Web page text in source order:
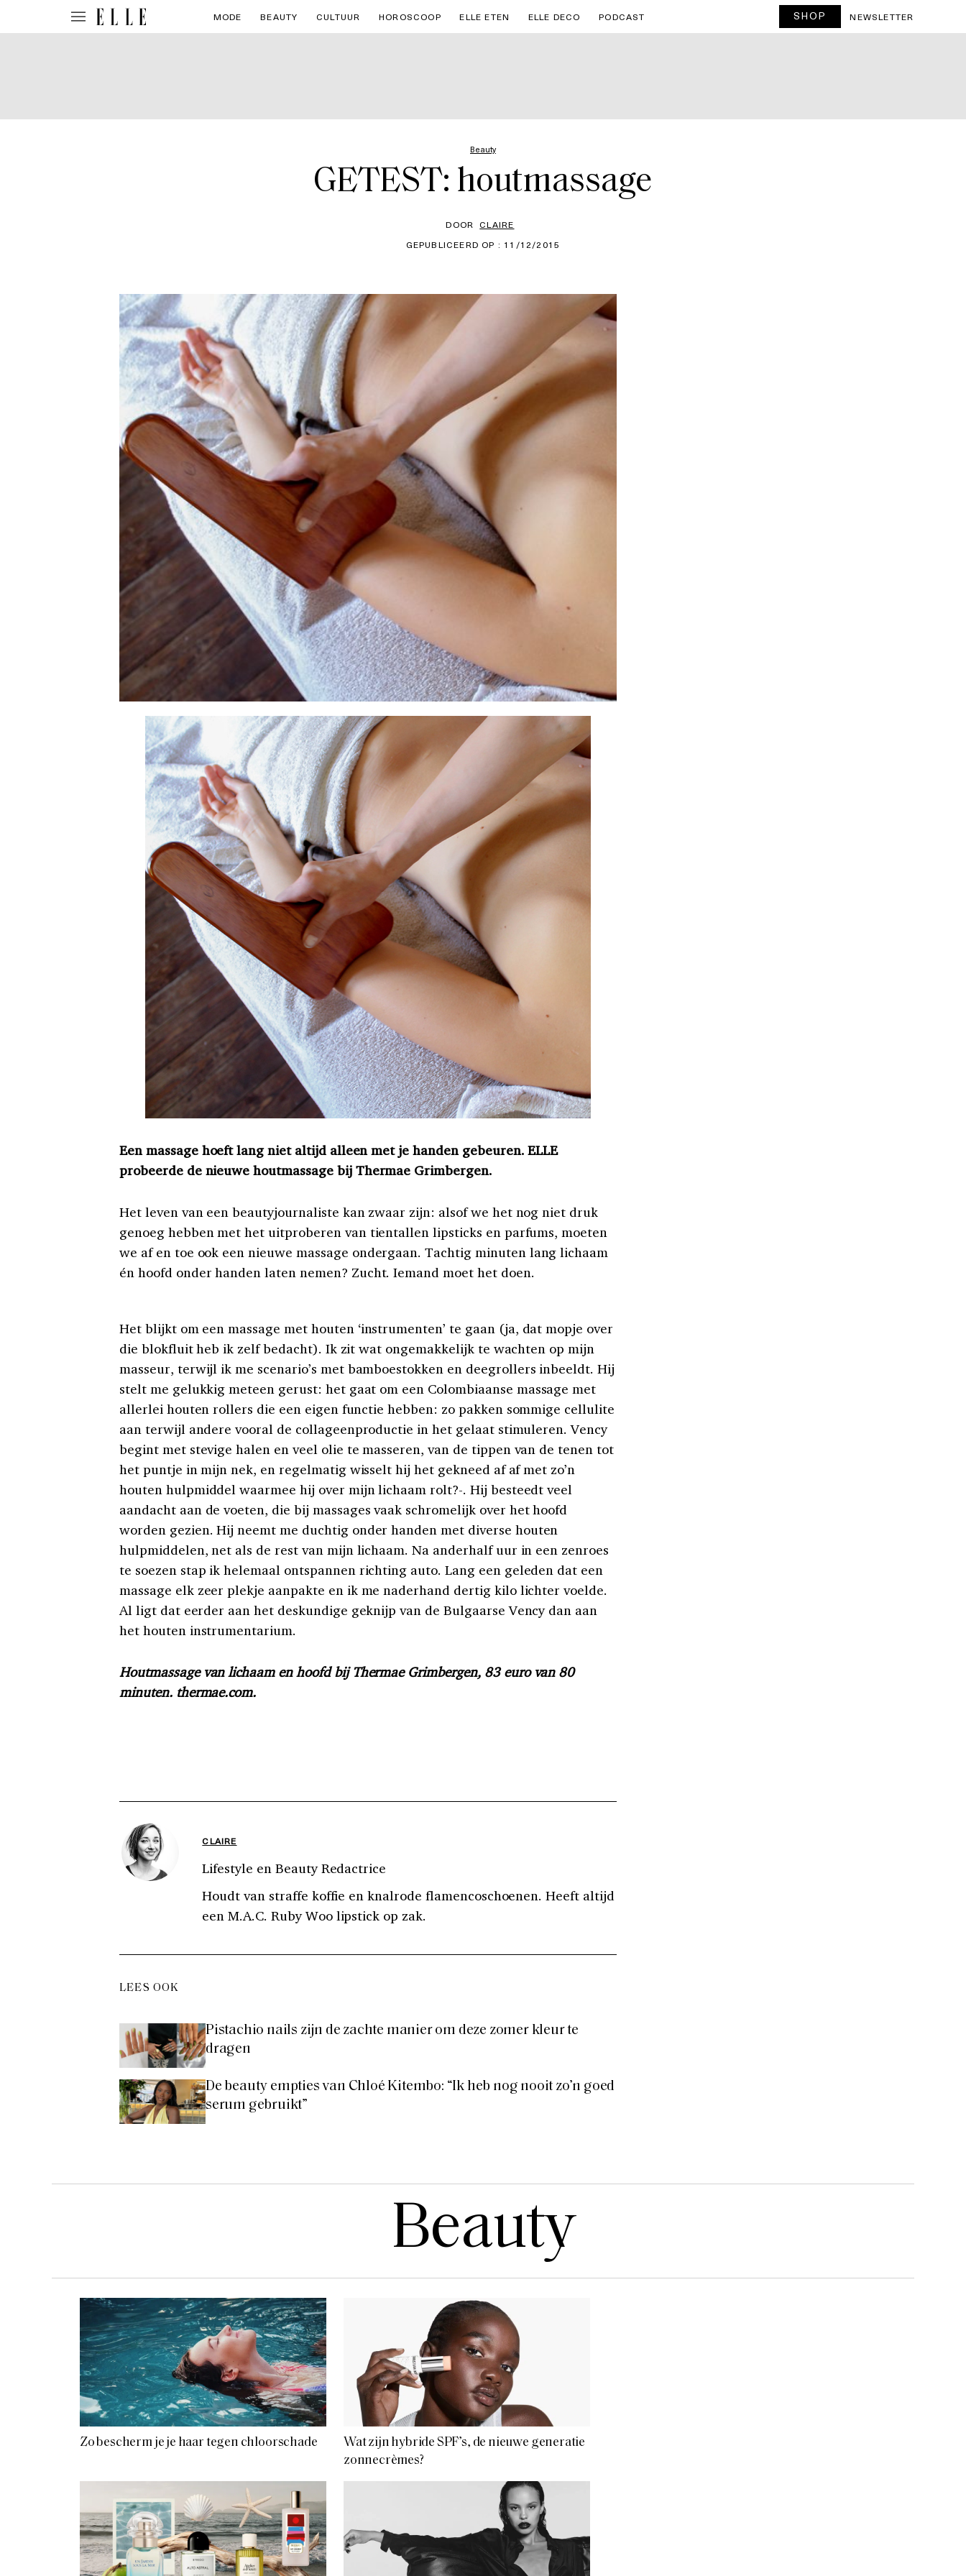
MODE BEAUTY CULTUUR HOROSCOOP ELLE ETEN ELLE DECO PODCAST SHOP NEWSLETTER
Beauty
GETEST: houtmassage
DOOR CLAIRE
GEPUBLICEERD OP : 11/12/2015
Een massage hoeft lang niet altijd alleen met je handen gebeuren. ELLE
probeerde de nieuwe houtmassage bij Thermae Grimbergen.
Het leven van een beautyjournaliste kan zwaar zijn: alsof we het nog niet druk
genoeg hebben met het uitproberen van tientallen lipsticks en parfums, moeten
we af en toe ook een nieuwe massage ondergaan. Tachtig minuten lang lichaam
én hoofd onder handen laten nemen? Zucht. Iemand moet het doen.
Het blijkt om een massage met houten ‘instrumenten’ te gaan (ja, dat mopje over
die blokfluit heb ik zelf bedacht). Ik zit wat ongemakkelijk te wachten op mijn
masseur, terwijl ik me scenario’s met bamboestokken en deegrollers inbeeldt. Hij
stelt me gelukkig meteen gerust: het gaat om een Colombiaanse massage met
allerlei houten rollers die een eigen functie hebben: zo pakken sommige cellulite
aan terwijl andere vooral de collageenproductie in het gelaat stimuleren. Vency
begint met stevige halen en veel olie te masseren, van de tippen van de tenen tot
het puntje in mijn nek, en regelmatig wisselt hij het gekneed af af met zo’n
houten hulpmiddel waarmee hij over mijn lichaam rolt?-. Hij besteedt veel
aandacht aan de voeten, die bij massages vaak schromelijk over het hoofd
worden gezien. Hij neemt me duchtig onder handen met diverse houten
hulpmiddelen, net als de rest van mijn lichaam. Na anderhalf uur in een zenroes
te soezen stap ik helemaal ontspannen richting auto. Lang een geleden dat een
massage elk zeer plekje aanpakte en ik me naderhand dertig kilo lichter voelde.
Al ligt dat eerder aan het deskundige geknijp van de Bulgaarse Vency dan aan
het houten instrumentarium.
Houtmassage van lichaam en hoofd bij Thermae Grimbergen, 83 euro van 80
minuten. thermae.com.
CLAIRE
Lifestyle en Beauty Redactrice
Houdt van straffe koffie en knalrode flamencoschoenen. Heeft altijd
een M.A.C. Ruby Woo lipstick op zak.
LEES OOK
Pistachio nails zijn de zachte manier om deze zomer kleur te
dragen
De beauty empties van Chloé Kitembo: “Ik heb nog nooit zo’n goed
serum gebruikt”
Beauty
Zo bescherm je je haar tegen chloorschade
Wat zijn hybride SPF’s, de nieuwe generatie
zonnecrèmes?